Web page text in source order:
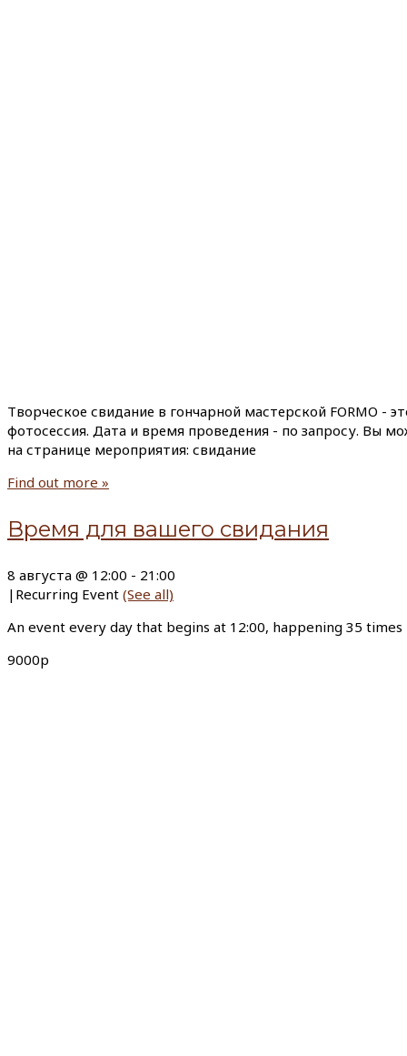
Творческое свидание в гончарной мастерской FORMO -
фотосессия. Дата и время проведения - по запросу. Вы
на странице мероприятия: свидание
Find out more »
Время для вашего свидания
8 августа @ 12:00 - 21:00
| Recurring Event (See all)
An event every day that begins at 12:00, happening 35 times
9000р